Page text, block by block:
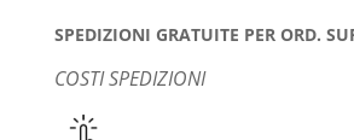
SPEDIZIONI GRATUITE PER ORD.
COSTI SPEDIZIONI